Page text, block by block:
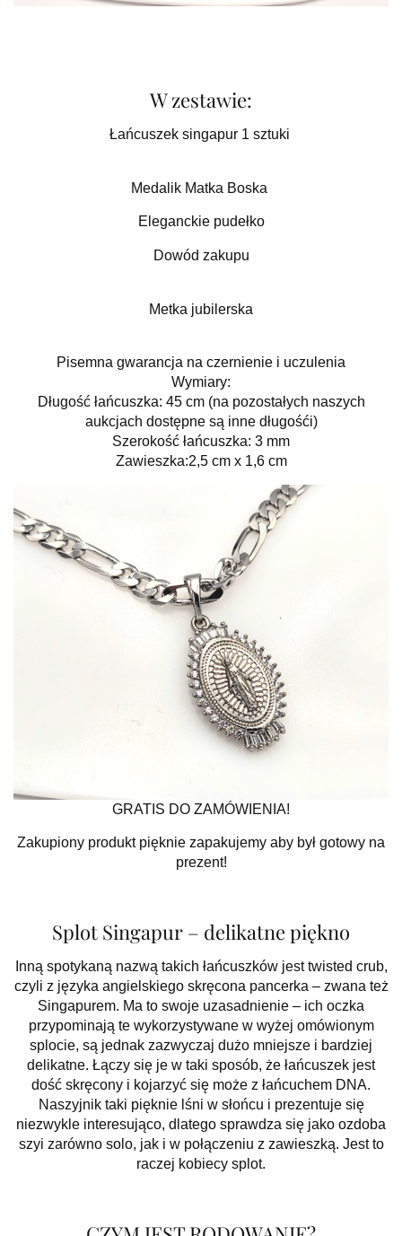
W zestawie:
Łańcuszek singapur 1 sztuki
Medalik Matka Boska
Eleganckie pudełko
Dowód zakupu
Metka jubilerska
Pisemna gwarancja na czernienie i uczulenia
Wymiary:
Długość łańcuszka: 45 cm (na pozostałych naszych
aukcjach dostępne są inne długośći)
Szerokość łańcuszka: 3 mm
Zawieszka:2,5 cm x 1,6 cm
GRATIS DO ZAMÓWIENIA!
Zakupiony produkt pięknie zapakujemy aby był gotowy na
prezent!
Splot Singapur – delikatne piękno
Inną spotykaną nazwą takich łańcuszków jest twisted crub,
czyli z języka angielskiego skręcona pancerka – zwana też
Singapurem. Ma to swoje uzasadnienie – ich oczka
przypominają te wykorzystywane w wyżej omówionym
splocie, są jednak zazwyczaj dużo mniejsze i bardziej
delikatne. Łączy się je w taki sposób, że łańcuszek jest
dość skręcony i kojarzyć się może z łańcuchem DNA.
Naszyjnik taki pięknie lśni w słońcu i prezentuje się
niezwykle interesująco, dlatego sprawdza się jako ozdoba
szyi zarówno solo, jak i w połączeniu z zawieszką. Jest to
raczej kobiecy splot.